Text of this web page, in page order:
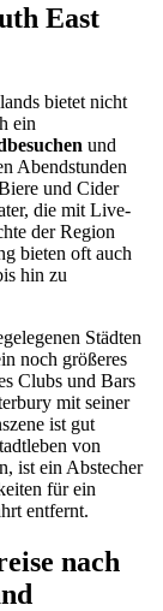
East
bietet nicht
ein
und
Abendstunden
und Cider
die mit Live-
der Region
bieten oft auch
hin zu
Städten
noch größeres
Clubs und Bars
mit seiner
ist gut
von
ist ein Abstecher
für ein
entfernt.
nach